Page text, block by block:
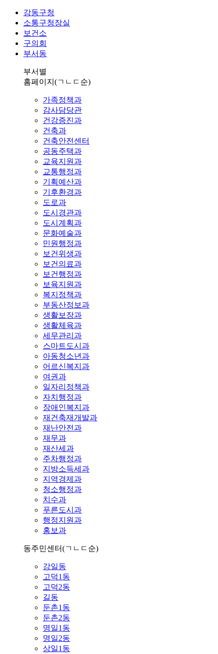
강동구청
소통구청장실
보건소
구의회
부서동
부서별
홈페이지 (ㄱㄴㄷ순)
가족정책과
감사담당관
건강증진과
건축과
건축안전센터
공동주택과
교육지원과
교통행정과
기획예산과
기후환경과
도로과
도시경관과
도시계획과
문화예술과
민원행정과
보건위생과
보건의료과
보건행정과
보육지원과
복지정책과
부동산정보과
생활보장과
생활체육과
세무관리과
스마트도시과
아동청소년과
어르신복지과
여권과
일자리정책과
자치행정과
장애인복지과
재건축재개발과
재난안전과
재무과
재산세과
주차행정과
지방소득세과
지역경제과
청소행정과
치수과
푸른도시과
행정지원과
홍보과
동주민센터(ㄱㄴㄷ순)
강일동
고덕1동
고덕2동
길동
둔촌1동
둔촌2동
명일1동
명일2동
상일1동